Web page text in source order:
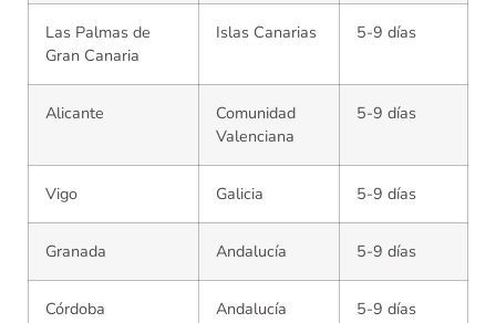
Las Palmas de
Gran Canaria
Islas Canarias 5-9 días
Alicante
Comunidad
Valenciana
5-9 días
Vigo Galicia 5-9 días
Granada Andalucía 5-9 días
Córdoba Andalucía 5-9 días